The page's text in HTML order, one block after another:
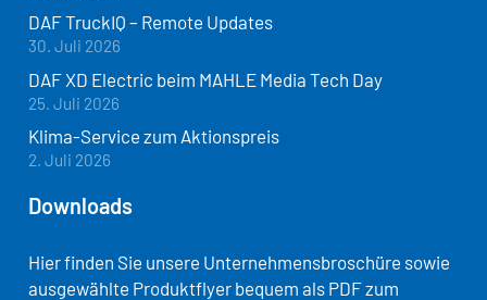
DAF TruckIQ – Remote Updates
30. Juli 2026
DAF XD Electric beim MAHLE Media Tech Day
25. Juli 2026
Klima-Service zum Aktionspreis
2. Juli 2026
Downloads
Hier finden Sie unsere Unternehmensbroschüre sowie
ausgewählte Produktflyer bequem als PDF zum